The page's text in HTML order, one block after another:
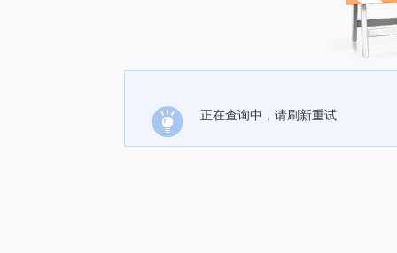
正在查询中，请刷新重试